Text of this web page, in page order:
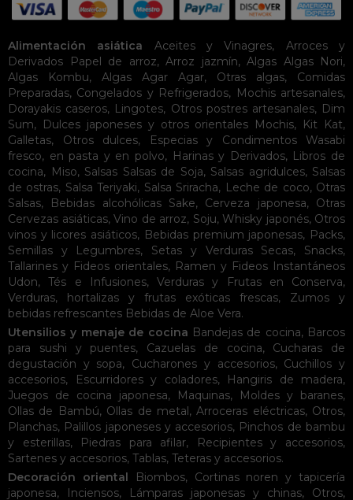
Alimentación asiática Aceites y Vinagres, Arroces y
Derivados
Papel de arroz, Arroz jazmín, Algas Algas Nori,
Algas Kombu, Algas Agar Agar, Otras algas, Comidas
Preparadas, Congelados y Refrigerados, Mochis artesanales,
Dorayakis caseros, Lingotes, Otros postres artesanales, Dim
Sum, Dulces japoneses y otros orientales Mochis, Kit Kat,
Galletas, Otros dulces, Especias y Condimentos
Wasabi
fresco, en pasta y en polvo, Harinas y Derivados, Libros de
cocina, Miso, Salsas Salsas de Soja, Salsas agridulces, Salsas
de ostras, Salsa Teriyaki, Salsa Sriracha, Leche de coco, Otras
Salsas, Bebidas alcohólicas Sake, Cerveza japonesa, Otras
Cervezas asiáticas, Vino de arroz, Soju, Whisky japonés, Otros
vinos y licores asiáticos, Bebidas premium japonesas, Packs,
Semillas y Legumbres, Setas y Verduras Secas, Snacks,
Tallarines y Fideos orientales, Ramen y Fideos Instantáneos
Udon,Tés e Infusiones, Verduras y Frutas en Conserva,
Verduras, hortalizas y frutas exóticas frescas, Zumos y
bebidas refrescantes Bebidas de Aloe Vera.
Utensilios y menaje de cocina Bandejas de cocina, Barcos
para sushi y puentes, Cazuelas de cocina, Cucharas de
degustación y sopa, Cucharones y accesorios, Cuchillos y
accesorios, Escurridores y coladores, Hangiris de madera,
Juegos de cocina japonesa, Maquinas, Moldes y baranes,
Ollas de Bambú, Ollas de metal,Arroceras eléctricas, Otros,
Planchas, Palillos japoneses y accesorios, Pinchos de bambu
y esterillas, Piedras para afilar, Recipientes y accesorios,
Sartenes y accesorios, Tablas, Teteras y accesorios.
Decoración oriental
Biombos, Cortinas noren y tapicería
japonesa, Inciensos, Lámparas japonesas y chinas, Otros,